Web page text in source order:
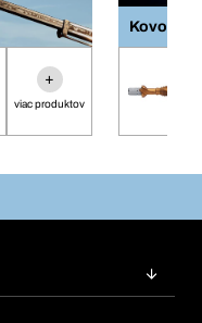
+
viac produktov